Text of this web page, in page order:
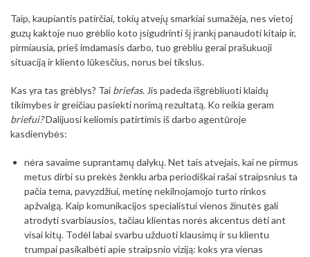
Taip, kaupiantis patirčiai, tokių atvejų smarkiai sumažėja, nes vietoj
guzų kaktoje nuo grėblio koto įsigudrinti šį įrankį panaudoti kitaip ir,
pirmiausia, prieš imdamasis darbo, tuo grėbliu gerai prašukuoji
situaciją ir kliento lūkesčius, norus bei tikslus.
Kas yra tas grėblys? Tai briefas. Jis padeda išgrėbliuoti klaidų
tikimybes ir greičiau pasiekti norimą rezultatą. Ko reikia geram
briefui?Dalijuosi keliomis patirtimis iš darbo agentūroje
kasdienybės:
nėra savaime suprantamų dalykų. Net tais atvejais, kai ne pirmus
metus dirbi su prekės ženklu arba periodiškai rašai straipsnius ta
pačia tema, pavyzdžiui, metinę nekilnojamojo turto rinkos
apžvalgą. Kaip komunikacijos specialistui vienos žinutės gali
atrodyti svarbiausios, tačiau klientas norės akcentus dėti ant
visai kitų. Todėl labai svarbu užduoti klausimų ir su klientu
trumpai pasikalbėti apie straipsnio viziją: koks yra vienas